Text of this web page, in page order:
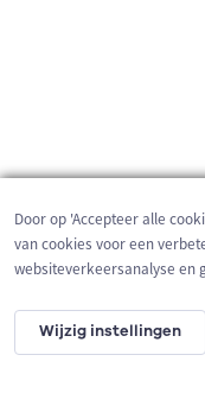
1 km
Door op 'Accepteer alle
van cookies voor een
websiteverkeersanalyse en
Wijzig instellingen